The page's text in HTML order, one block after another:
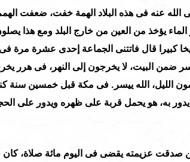
الله عنه فى هذه البلاد الهمة خفت، ضعفت
يؤخذ من العين من خارج البلد ومع هذا
كبيرا قال فاتتنى الجماعة إحدى عشرة مرة
ضمن البيت، لا يخرجون إلى النهر، فى هرر
الليل، الله ييسر. فى مكة قبل خمسين سنة
به، هو يحمل قربة على ظهره ويدور على
عزيمته يقضى فى اليوم مائة صلاة،